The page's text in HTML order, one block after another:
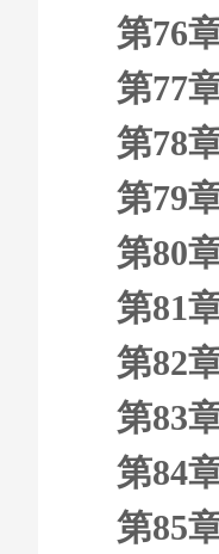
第76
第77
第78
第79
第80
第81
第82
第83
第84
第85